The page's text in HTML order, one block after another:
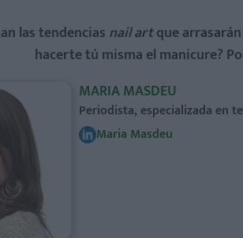
las tendencias nail artque
hacerte tú misma el manicure?
MARIA MASDEU
Periodista, especializada en
Maria Masdeu